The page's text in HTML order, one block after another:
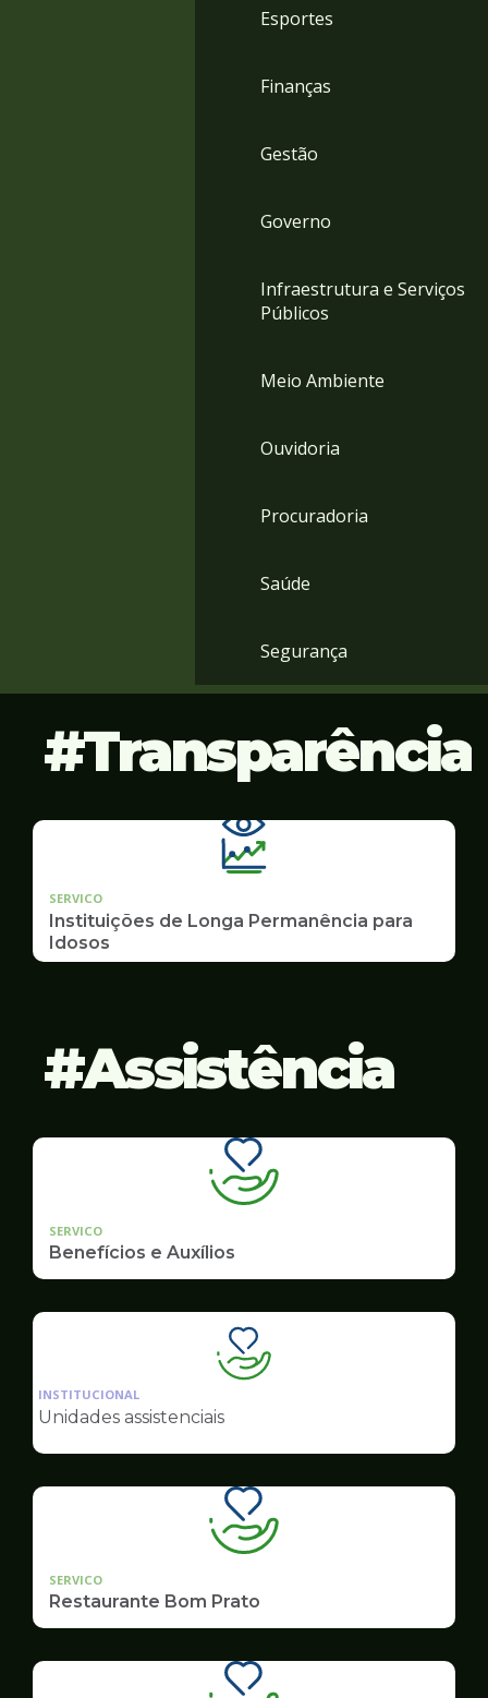
Esportes
Finanças
Gestão
Governo
Infraestrutura e Serviços
Públicos
Meio Ambiente
Ouvidoria
Procuradoria
Saúde
Segurança
Transparência
SERVICO
Instituições de Longa Permanência para
Idosos
Assistência
SERVICO
Benefícios e Auxílios
Ilustração
da
Assistência
INSTITUCIONAL
Unidades assistenciais
SERVICO
Restaurante Bom Prato